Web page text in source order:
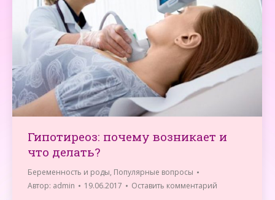
Гипотиреоз: почему возникает и
что делать?
Беременность и роды, Популярные вопросы
Автор: admin 19.06.2017 Оставить комментарий